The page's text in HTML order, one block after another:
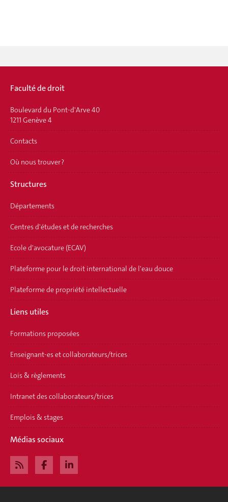
Faculté de droit
Boulevard du Pont-d'Arve 40
1211 Genève 4
Contacts
Où nous trouver ?
Structures
Départements
Centres d'études et de recherches
Ecole d'avocature (ECAV)
Plateforme pour le droit international de l'eau douce
Plateforme de propriété intellectuelle
Liens utiles
Formations proposées
Enseignant-es et collaborateurs/trices
Lois & règlements
Intranet des collaborateurs/trices
Emplois & stages
Médias sociaux